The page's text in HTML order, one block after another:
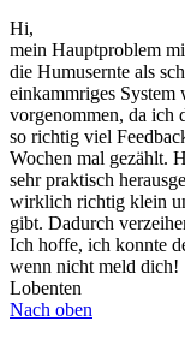
Hi,
mein Hauptproblem
die Humusernte als
einkammriges System
vorgenommen, da ich
so richtig viel
Wochen mal gezählt.
sehr praktisch
wirklich richtig klein
gibt. Dadurch
Ich hoffe, ich konnte
wenn nicht meld dich!
Lobenten
Nach oben